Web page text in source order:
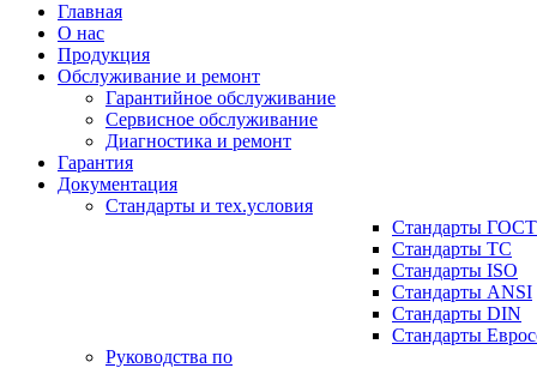
Главная
О нас
Продукция
Обслуживание и ремонт
Гарантийное обслуживание
Сервисное обслуживание
Диагностика и ремонт
Гарантия
Документация
Стандарты и тех.условия
Стандарты ГОСТ
Стандарты ТС
Стандарты ISO
Стандарты ANSI
Стандарты DIN
Стандарты
Руководства по